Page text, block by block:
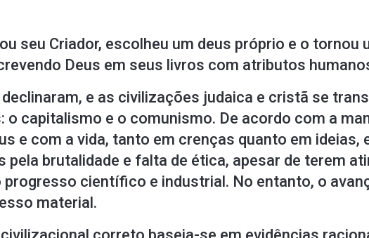
seu Criador, escolheu um deus próprio e o tornou
Deus em seus livros com atributos
e as civilizações judaica e cristã se
capitalismo e o comunismo. De acordo com a
e com a vida, tanto em crenças quanto em ideias,
pela brutalidade e falta de ética, apesar de terem
científico e industrial. No entanto, o
material.